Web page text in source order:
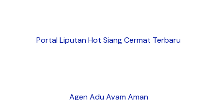
Portal Liputan Hot Siang Cermat Terbaru
Agen Adu Ayam Aman